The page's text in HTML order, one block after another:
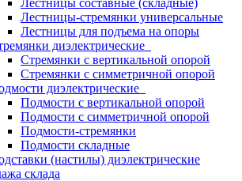
Лестницы составные (складные)
Лестницы-стремянки универсальные
Лестницы для подъема на опоры
диэлектрические
Стремянки с вертикальной опорой
Стремянки с симметричной опорой
диэлектрические
Подмости с вертикальной опорой
Подмости с симметричной опорой
Подмости-стремянки
Подмости складные
(настилы) диэлектрические
склада